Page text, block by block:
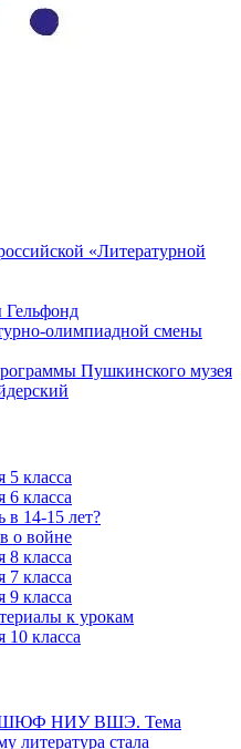
«Литературной
олимпиадной смены
Пушкинского музея
5 класса
6 класса
14-15 лет?
о войне
8 класса
7 класса
9 класса
к урокам
10 класса
ШЮФ НИУ ВШЭ. Тема
литература стала